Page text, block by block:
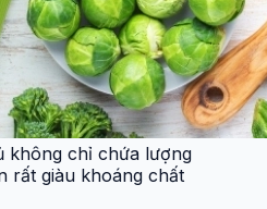
không chỉ chứa lượng
rất giàu khoáng chất